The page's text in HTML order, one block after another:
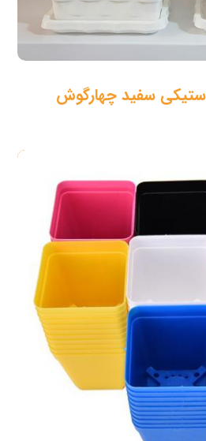
سفید چهارگوش